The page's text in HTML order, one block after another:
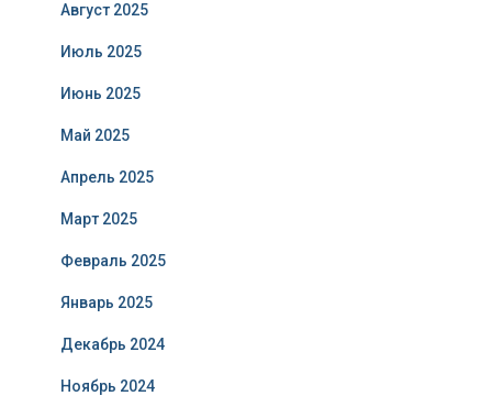
Август 2025
Июль 2025
Июнь 2025
Май 2025
Апрель 2025
Март 2025
Февраль 2025
Январь 2025
Декабрь 2024
Ноябрь 2024